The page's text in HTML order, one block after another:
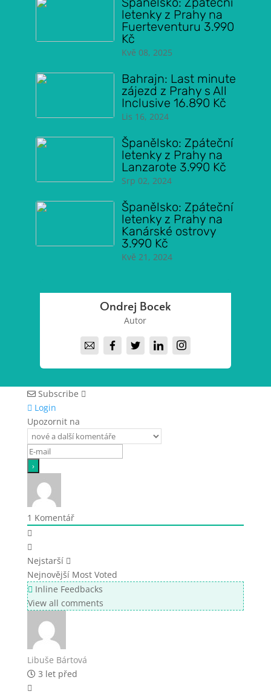
letenky z Prahy na
Fuerteventuru 3.990
Kč
Kvě 08, 2025
Bahrajn: Last minute
zájezd z Prahy s All
Inclusive 16.890 Kč
Lis 16, 2024
Španělsko: Zpáteční
letenky z Prahy na
Lanzarote 3.990 Kč
Srp 02, 2024
Španělsko: Zpáteční
letenky z Prahy na
Kanárské ostrovy
3.990 Kč
Kvě 21, 2024
Ondrej Bocek
Autor
Subscribe
Login
Upozornit na
1 Komentář
Nejstarší
Nejnovější Most Voted
Inline Feedbacks
View all comments
Libuše Bártová
3 let před